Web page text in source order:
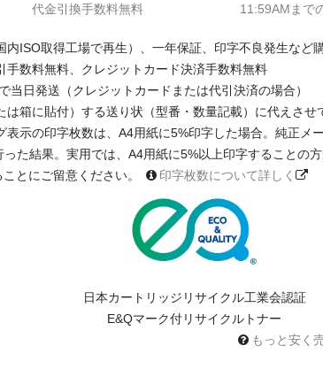
代金引換手数料無料
11:59AMまで
内ISO取得工場で再生）、一年保証、印字不良発生など
手数料無料、クレジットカード決済手数料無料
当日発送（クレジットカードまたは代引決済の場合）
箱に貼付）する送り状（型番・数量記載）に代えさせ
示の印字枚数は、A4用紙に5%印字した場合。純正メ
た結果。実用では、A4用紙に5%以上印字することの
とにご留意ください。
印字枚数について詳しく
日本カートリッジリサイクル工業会認証
E&Qマーク付リサイクルトナー
もっと安く